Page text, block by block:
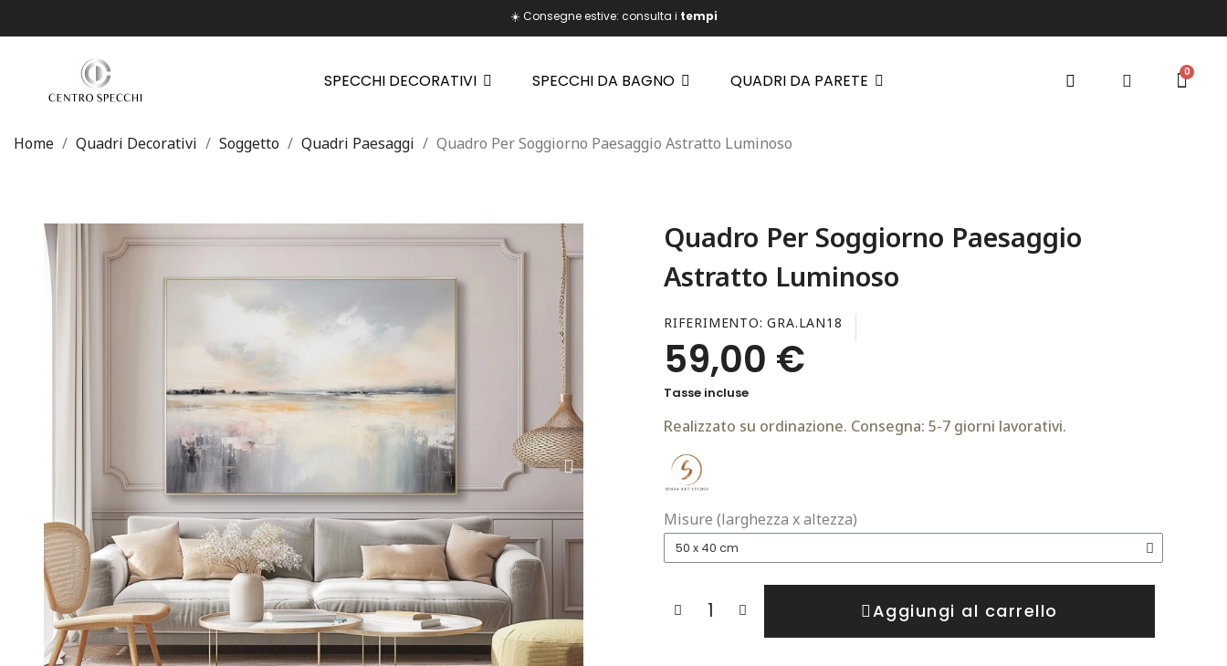
☀️ Consegne estive: consulta i tempi
SPECCHI DECORATIVI SPECCHI DA BAGNO QUADRI DA PARETE
Home Quadri Decorativi Soggetto Quadri Paesaggi Quadro Per Soggiorno Paesaggio Astratto Luminoso
Quadro Per Soggiorno Paesaggio
Astratto Luminoso
RIFERIMENTO GRA.LAN18
59,00 €
Tasse incluse
Realizzato su ordinazione. Consegna: 5-7 giorni lavorativi.
Misure (larghezza x altezza)
Aggiungi al carrello